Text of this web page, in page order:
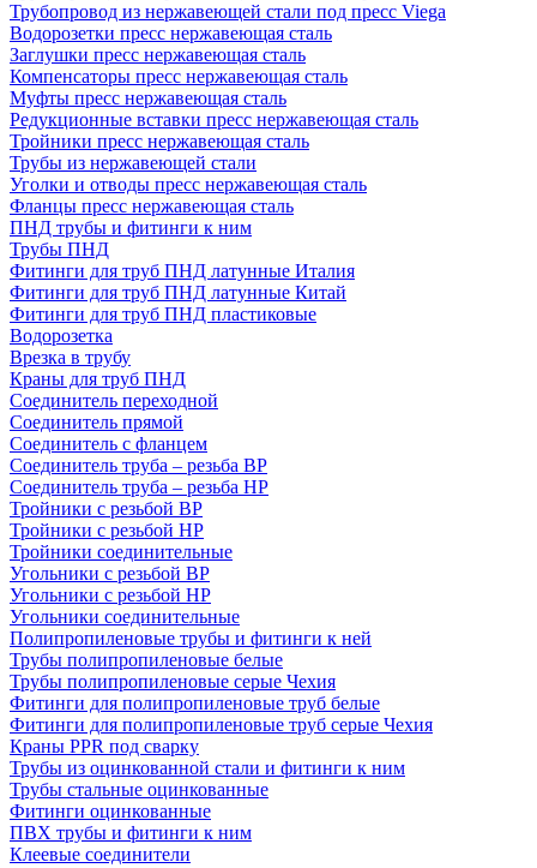
Трубопровод из нержавеющей стали под пресс Viega
Водорозетки пресс нержавеющая сталь
Заглушки пресс нержавеющая сталь
Компенсаторы пресс нержавеющая сталь
Муфты пресс нержавеющая сталь
Редукционные вставки пресс нержавеющая сталь
Тройники пресс нержавеющая сталь
Трубы из нержавеющей стали
Уголки и отводы пресс нержавеющая сталь
Фланцы пресс нержавеющая сталь
ПНД трубы и фитинги к ним
Трубы ПНД
Фитинги для труб ПНД латунные Италия
Фитинги для труб ПНД латунные Китай
Фитинги для труб ПНД пластиковые
Водорозетка
Врезка в трубу
Краны для труб ПНД
Соединитель переходной
Соединитель прямой
Соединитель с фланцем
Соединитель труба – резьба ВР
Соединитель труба – резьба НР
Тройники с резьбой ВР
Тройники с резьбой НР
Тройники соединительные
Угольники с резьбой ВР
Угольники с резьбой НР
Угольники соединительные
Полипропиленовые трубы и фитинги к ней
Трубы полипропиленовые белые
Трубы полипропиленовые серые Чехия
Фитинги для полипропиленовые труб белые
Фитинги для полипропиленовые труб серые Чехия
Краны PPR под сварку
Трубы из оцинкованной стали и фитинги к ним
Трубы стальные оцинкованные
Фитинги оцинкованные
ПВХ трубы и фитинги к ним
Клеевые соединители